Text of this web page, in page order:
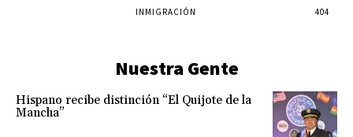
INMIGRACIÓN
404
Nuestra Gente
Hispano recibe distinción “El Quijote de la
Mancha”